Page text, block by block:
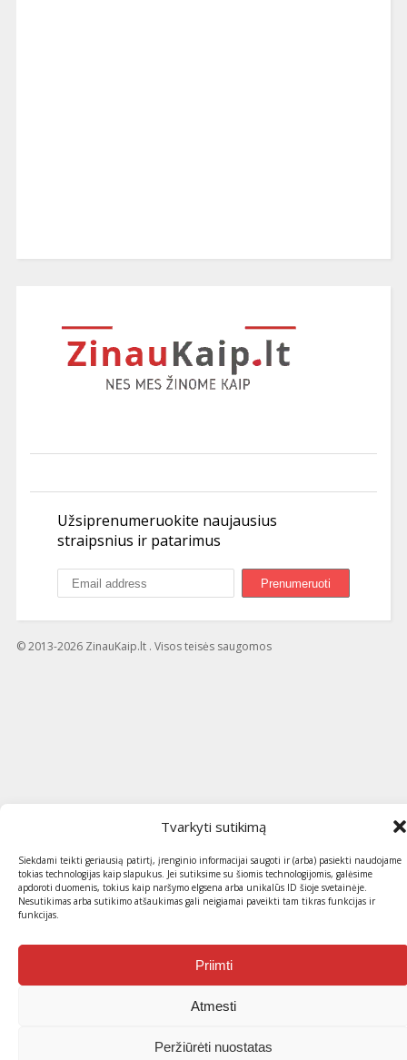
Tvarkyti sutikimą
Siekdami teikti geriausią patirtį, įrenginio informacijai saugoti ir (arba) pasiekti naudojame
tokias technologijas kaip slapukus. Jei sutiksime su šiomis technologijomis, galėsime
apdoroti duomenis, tokius kaip naršymo elgsena arba unikalūs ID šioje svetainėje.
Nesutikimas arba sutikimo atšaukimas gali neigiamai paveikti tam tikras funkcijas ir
funkcijas.
Priimti
Atmesti
Peržiūrėti nuostatas
Užsiprenumeruokite naujausius
straipsnius ir patarimus
© 2013-2026 ZinauKaip.lt . Visos teisės saugomos